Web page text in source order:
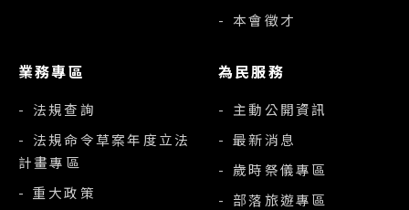
- 本會徵才
業務專區
- 法規查詢
- 法規命令草案年度立法
計畫專區
- 重大政策
為民服務
- 主動公開資訊
- 最新消息
- 歲時祭儀專區
- 部落旅遊專區